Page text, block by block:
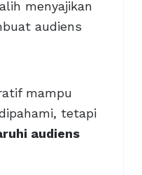
menyajikan
audiens
mampu
tetapi
audiens